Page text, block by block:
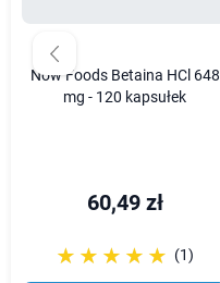
Now Foods Betaina HCl 648
mg - 120 kapsułek
60,49 zł
☆☆☆☆☆
★★★★★ (1)